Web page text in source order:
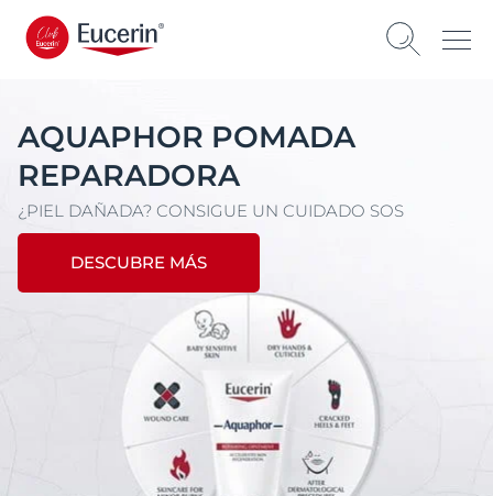
AQUAPHOR POMADA
REPARADORA
¿PIEL DAÑADA? CONSIGUE UN CUIDADO SOS
DESCUBRE MÁS